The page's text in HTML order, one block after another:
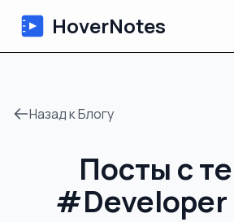
HoverNotes
ИИ-
Уроки
Назад к Блогу
Посты с
#Developer